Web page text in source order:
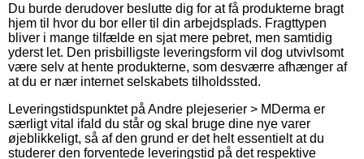
Du burde derudover beslutte dig for at få produkterne bragt
hjem til hvor du bor eller til din arbejdsplads. Fragttypen
bliver i mange tilfælde en sjat mere pebret, men samtidig
yderst let. Den prisbilligste leveringsform vil dog utvivlsomt
være selv at hente produkterne, som desværre afhænger af
at du er nær internet selskabets tilholdssted.
Leveringstidspunktet på Andre plejeserier > MDerma er
særligt vital ifald du står og skal bruge dine nye varer
øjeblikkeligt, så af den grund er det helt essentielt at du
studerer den forventede leveringstid på det respektive